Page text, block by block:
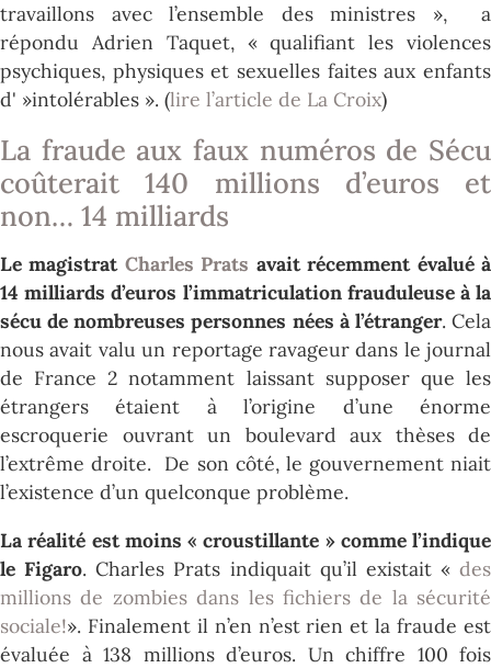
travaillons avec l’ensemble des ministres », a
répondu Adrien Taquet, « qualifiant les violences
psychiques, physiques et sexuelles faites aux enfants
d' »intolérables ». (lire l’article de La Croix)
La fraude aux faux numéros de Sécu
coûterait 140 millions d’euros et
non… 14 milliards
Le magistrat Charles Prats avait récemment évalué à
14 milliards d’euros l’immatriculation frauduleuse à la
sécu de nombreuses personnes nées à l’étranger. Cela
nous avait valu un reportage ravageur dans le journal
de France 2 notamment laissant supposer que les
étrangers étaient à l’origine d’une énorme
escroquerie ouvrant un boulevard aux thèses de
l’extrême droite. De son côté, le gouvernement niait
l’existence d’un quelconque problème.
La réalité est moins « croustillante » comme l’indique
le Figaro. Charles Prats indiquait qu’il existait « des
millions de zombies dans les fichiers de la sécurité
sociale!». Finalement il n’en n’est rien et la fraude est
évaluée à 138 millions d’euros. Un chiffre 100 fois